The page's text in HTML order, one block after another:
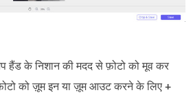
हैंड के निशान की मदद से फ़ोटो को मूव कर
को ज़ूम इन या ज़ूम आउट करने के लिए+